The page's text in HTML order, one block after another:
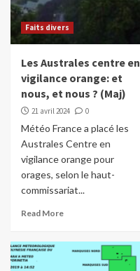
Faits divers
Les Australes centre en
vigilance orange: et
nous, et nous ? (Maj)
21 avril 2024 0
Météo France a placé les
Australes Centre en
vigilance orange pour
orages, selon le haut-
commissariat...
Read More